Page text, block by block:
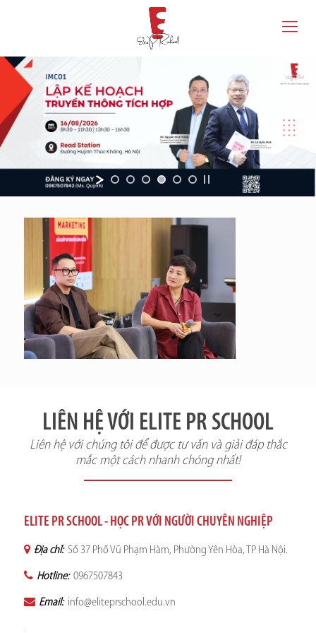
LIÊN HỆ VỚI ELITE PR SCHOOL
Liên hệ với chúng tôi để được tư vấn và giải đáp thắc
mắc một cách nhanh chóng nhất!
ELITE PR SCHOOL - HỌC PR VỚI NGƯỜI CHUYÊN NGHIỆP
Địa chỉ: Số 37 Phố Vũ Phạm Hàm, Phường Yên Hòa, TP Hà Nội.
Hotline: 0967507843
Email: info@eliteprschool.edu.vn